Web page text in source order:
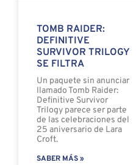
TOMB RAIDER:
DEFINITIVE
SURVIVOR TRILOGY
SE FILTRA
Un paquete sin anunciar
llamado Tomb Raider:
Definitive Survivor
Trilogy parece ser parte
de las celebraciones del
25 aniversario de Lara
Croft.
SABER MÁS »